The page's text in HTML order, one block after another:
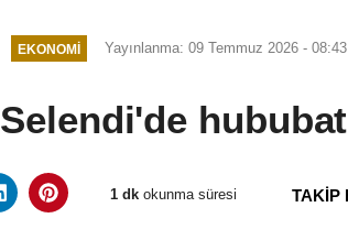
EKONOMI Yayınlanma: 09 Temmuz 2026 - 08:43
Selendi'de hububat
1 dk okunma süresi TAKİP